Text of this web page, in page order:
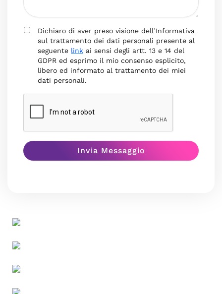
Dichiaro di aver preso visione dell’Informativa
sul trattamento dei dati personali presente al
seguente link ai sensi degli artt. 13 e 14 del
GDPR ed esprimo il mio consenso esplicito,
libero ed informato al trattamento dei miei
dati personali.